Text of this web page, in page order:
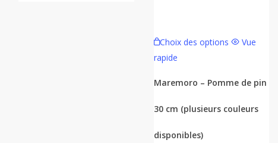
Choix des options
produit
plusieurs
Les
Vue
rapide
Maremoro – Pomme de pin
30 cm (plusieurs couleurs
disponibles)